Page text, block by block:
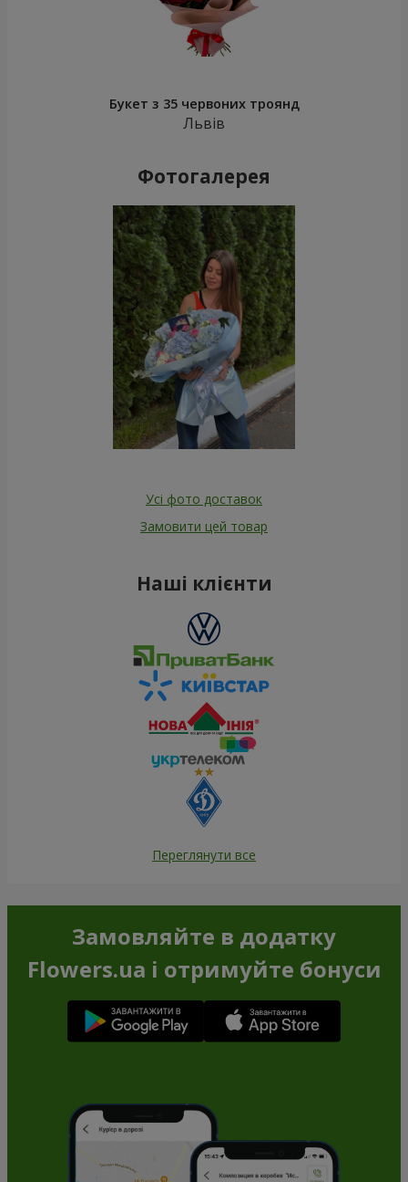
Букет з 35 червоних троянд
Львів
Фотогалерея
Усі фото доставок
Замовити цей товар
Наші клієнти
Переглянути все
Замовляйте в додатку
Flowers.ua і отримуйте бонуси